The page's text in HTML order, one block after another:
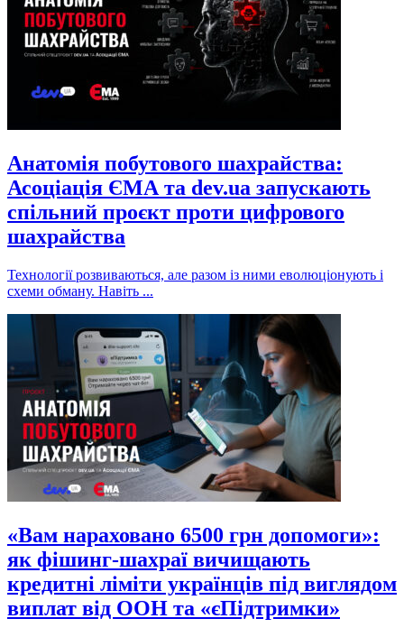
Анатомія побутового шахрайства:
Асоціація ЄМА та dev.ua запускають
спільний проєкт проти цифрового
шахрайства
Технології розвиваються, але разом із ними еволюціонують і
схеми обману. Навіть ...
«Вам нараховано 6500 грн допомоги»:
як фішинг-шахраї вичищають
кредитні ліміти українців під виглядом
виплат від ООН та «єПідтримки»